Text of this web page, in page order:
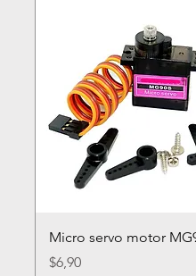
Micro servo motor
Precio
$6,90